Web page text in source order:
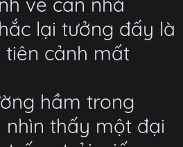
lại tưởng đấy là
cảnh mất
hầm trong
nhìn thấy một đại